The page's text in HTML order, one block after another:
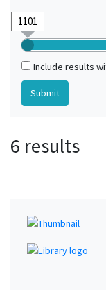
Include results
6 results